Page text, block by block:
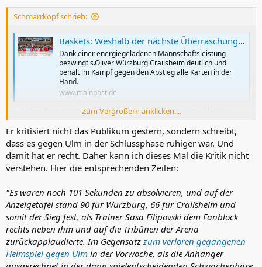
Schmarrkopf schrieb:
Baskets: Weshalb der nächste Überraschungssieg so eminent wichtig war
Dank einer energiegeladenen Mannschaftsleistung
bezwingt s.Oliver Würzburg Crailsheim deutlich und
behält im Kampf gegen den Abstieg alle Karten in der
Hand.
www.mainpost.de
Tut Herr Brandstetter, der sich Woche für Woche mit schlechten
Artikeln selbst übertrifft, echt das Würzburger Publikum kritisieren?
Sorry aber der hat doch den ….. offen!
laut dem Artikel kam Parodi mit einem Muskelfaserriss vom
Landerspiel zurück
Zum Vergrößern anklicken....
Er kritisiert nicht das Publikum gestern, sondern schreibt,
dass es gegen Ulm in der Schlussphase ruhiger war. Und
damit hat er recht. Daher kann ich dieses Mal die Kritik nicht
verstehen. Hier die entsprechenden Zeilen:
"Es waren noch 101 Sekunden zu absolvieren, und auf der
Anzeigetafel stand 90 für Würzburg, 66 für Crailsheim und
somit der Sieg fest, als Trainer Sasa Filipovski dem Fanblock
rechts neben ihm und auf die Tribünen der Arena
zurückapplaudierte. Im Gegensatz zum verloren gegangenen
Heimspiel gegen Ulm in der Vorwoche, als die Anhänger